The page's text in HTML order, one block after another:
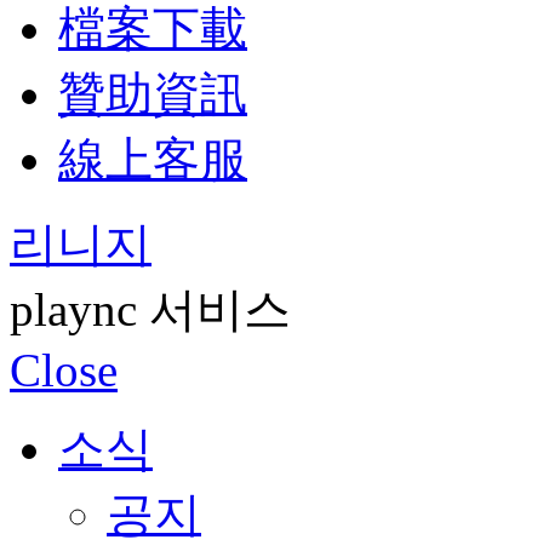
檔案下載
贊助資訊
線上客服
리니지
plaync 서비스
Close
소식
공지